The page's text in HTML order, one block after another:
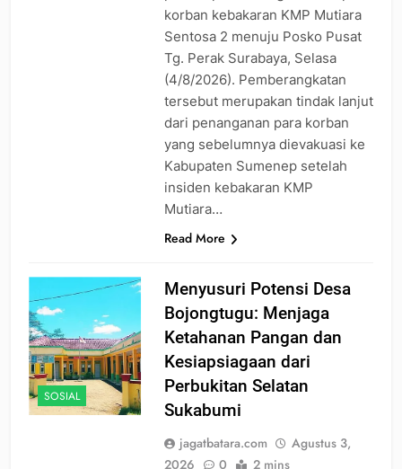
korban kebakaran KMP Mutiara
Sentosa 2 menuju Posko Pusat
Tg. Perak Surabaya, Selasa
(4/8/2026). Pemberangkatan
tersebut merupakan tindak lanjut
dari penanganan para korban
yang sebelumnya dievakuasi ke
Kabupaten Sumenep setelah
insiden kebakaran KMP
Mutiara…
Read More
SOSIAL
Menyusuri Potensi Desa
Bojongtugu: Menjaga
Ketahanan Pangan dan
Kesiapsiagaan dari
Perbukitan Selatan
Sukabumi
jagatbatara.com
Agustus 3,
2026
0 2 mins